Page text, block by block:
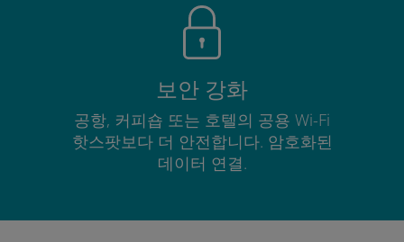
보안 강화
공항, 커피숍 또는 호텔의 공용 Wi-Fi
핫스팟보다 더 안전합니다. 암호화된
데이터 연결.